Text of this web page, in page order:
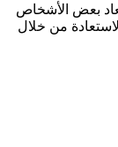
بعض الأشخاص
من خلال